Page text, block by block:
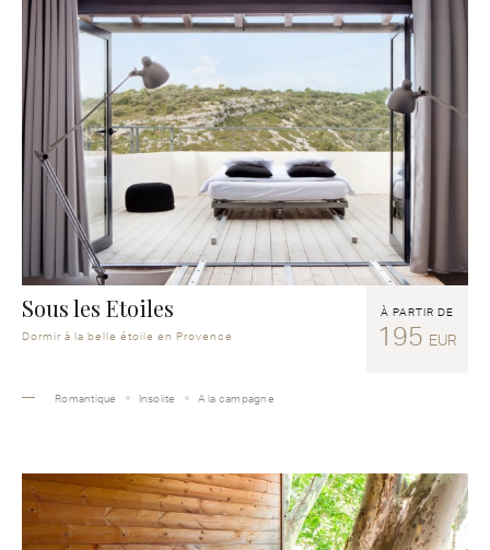
Sous les Etoiles
Dormir à la belle étoile en Provence
À PARTIR DE
195 EUR
Romantique Insolite A la campagne